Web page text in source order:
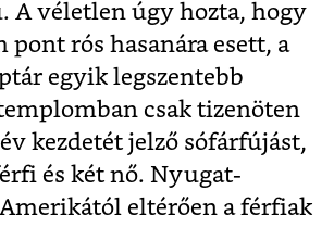
A véletlen úgy hozta, hogy
pont rós hasanára esett, a
egyik legszentebb
csak tizenöten
kezdetét jelző sófárfújást,
és két nő. Nyugat-
eltérően a férfiak